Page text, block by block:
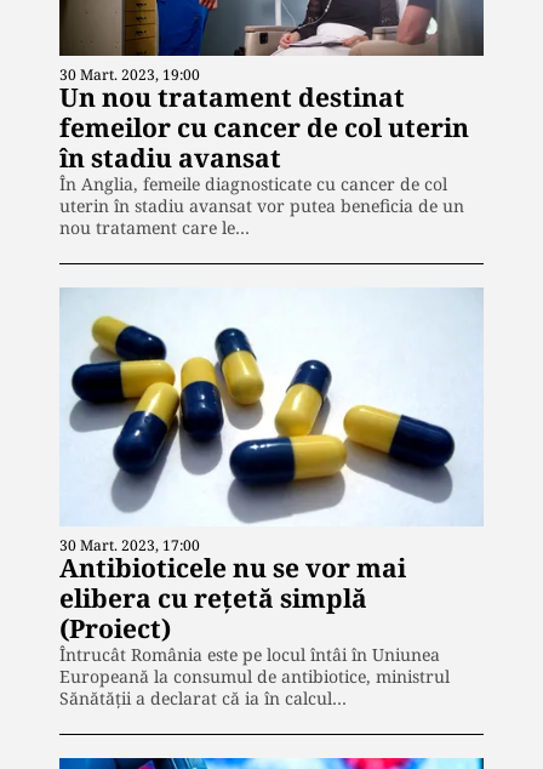
30 Mart. 2023, 19:00
Un nou tratament destinat
femeilor cu cancer de col uterin
în stadiu avansat
În Anglia, femeile diagnosticate cu cancer de col
uterin în stadiu avansat vor putea beneficia de un
nou tratament care le…
30 Mart. 2023, 17:00
Antibioticele nu se vor mai
elibera cu rețetă simplă
(Proiect)
Întrucât România este pe locul întâi în Uniunea
Europeană la consumul de antibiotice, ministrul
Sănătății a declarat că ia în calcul…